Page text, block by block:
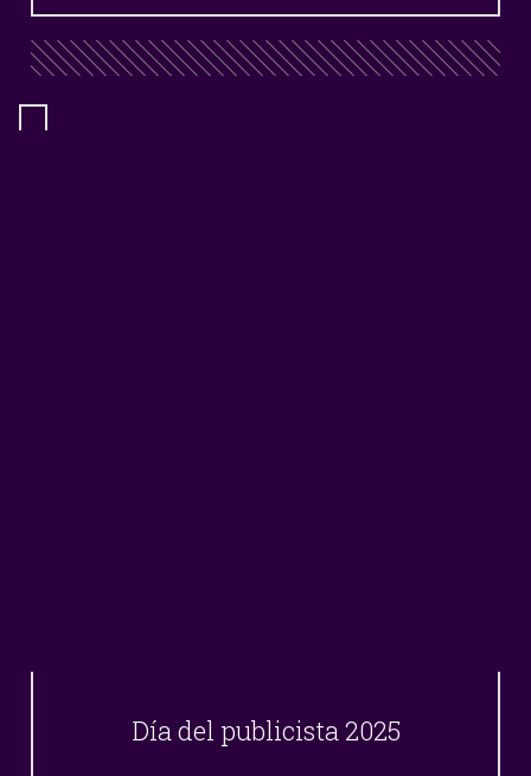
Día del publicista 2025